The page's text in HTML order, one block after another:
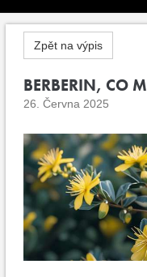
O nás
AKCE
Doplňky stravy
Značky
Zpět na výpis
BERBERIN, CO
26. Června 2025